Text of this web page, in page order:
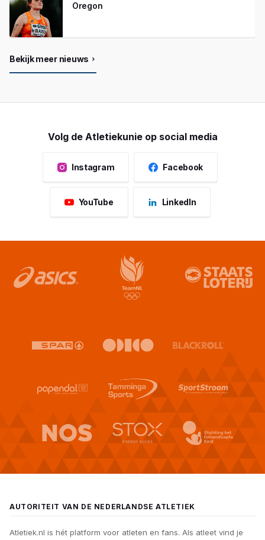
Oregon
Bekijk meer nieuws
Volg de Atletiekunie op social media
Instagram Facebook
YouTube LinkedIn
AUTORITEIT VAN DE NEDERLANDSE ATLETIEK
Atletiek.nl is hét platform voor atleten en fans. Als atleet vind je